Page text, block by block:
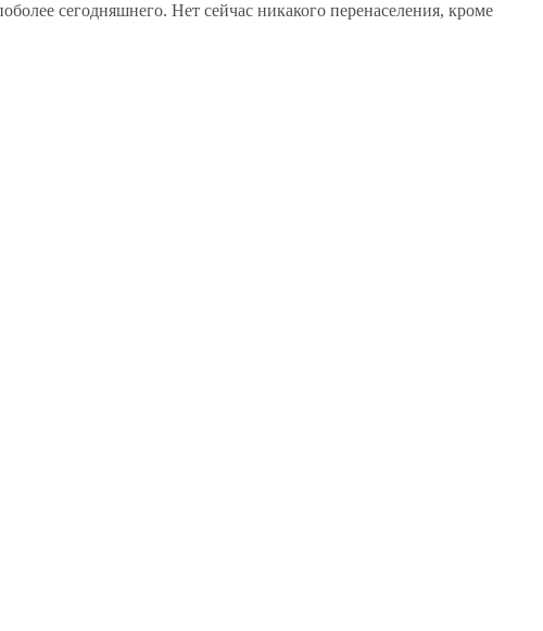
сегодняшнего. Нет сейчас никакого перенаселения, кроме